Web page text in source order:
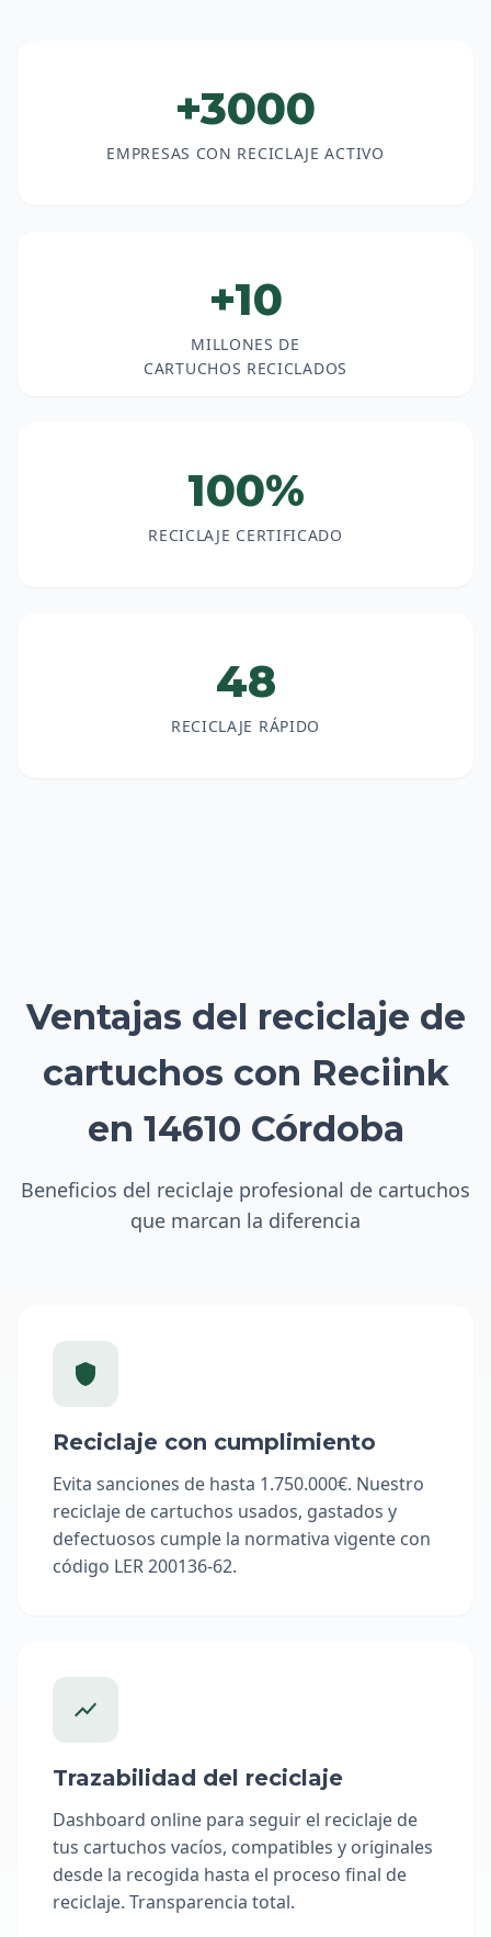
+3000
EMPRESAS CON RECICLAJE ACTIVO
+10
MILLONES DE
CARTUCHOS RECICLADOS
100%
RECICLAJE CERTIFICADO
48
RECICLAJE RÁPIDO
Ventajas del reciclaje de
cartuchos con Reciink
en 14610 Córdoba
Beneficios del reciclaje profesional de cartuchos
que marcan la diferencia
Reciclaje con cumplimiento
Evita sanciones de hasta 1.750.000€. Nuestro
reciclaje de cartuchos usados, gastados y
defectuosos cumple la normativa vigente con
código LER 200136-62.
Trazabilidad del reciclaje
Dashboard online para seguir el reciclaje de
tus cartuchos vacíos, compatibles y originales
desde la recogida hasta el proceso final de
reciclaje. Transparencia total.